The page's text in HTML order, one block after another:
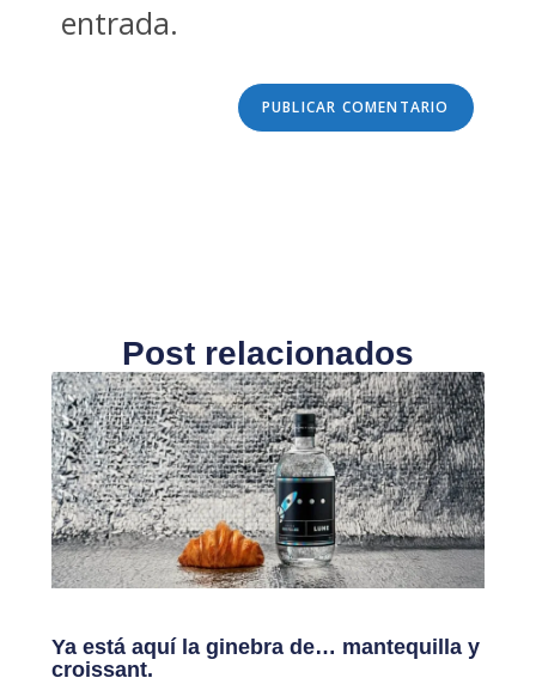
entrada.
Post relacionados
Ya está aquí la ginebra de… mantequilla y
croissant.